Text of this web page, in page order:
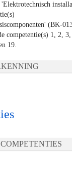
(BK-
competentie(s) 1, 2,
19.